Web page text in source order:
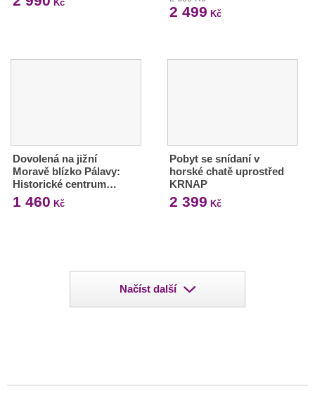
Kč
2 499 Kč
Dovolená na jižní
Moravě blízko Pálavy:
Historické centrum…
1 460 Kč
Pobyt se snídaní v
horské chatě uprostřed
KRNAP
2 399 Kč
Načíst další